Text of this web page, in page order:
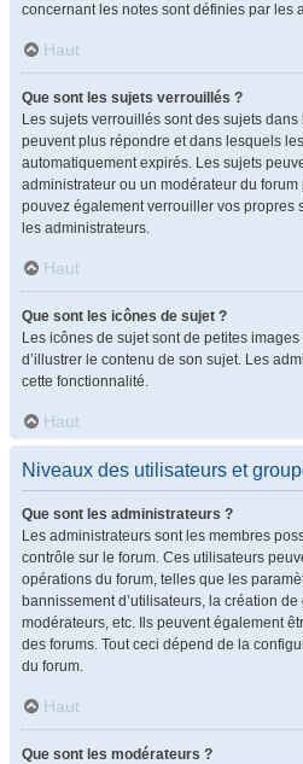
concernant les notes sont définies par les
Haut
Que sont les sujets verrouillés ?
Les sujets verrouillés sont des sujets
peuvent plus répondre et dans lesquels
automatiquement expirés. Les sujets
administrateur ou un modérateur du
pouvez également verrouiller vos propres
les administrateurs.
Haut
Que sont les icônes de sujet ?
Les icônes de sujet sont de petites
d’illustrer le contenu de son sujet. Les
cette fonctionnalité.
Haut
Niveaux des utilisateurs et
Que sont les administrateurs ?
Les administrateurs sont les membres
contrôle sur le forum. Ces utilisateurs
opérations du forum, telles que les
bannissement d’utilisateurs, la création
modérateurs, etc. Ils peuvent également
des forums. Tout ceci dépend de la
du forum.
Haut
Que sont les modérateurs ?